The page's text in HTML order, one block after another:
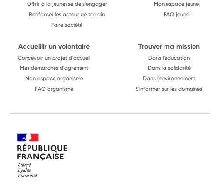
Offrir à la jeunesse de s'engager
Renforcer les acteur de terrain
Faire société
Mon espace jeune
FAQ jeune
Accueillir un volontaire
Concevoir un projet d'accueil
Mes démarches d'agrément
Mon espace organisme
FAQ organisme
Trouver ma mission
Dans l'éducation
Dans la solidarité
Dans l'environnement
S'informer sur les domaines